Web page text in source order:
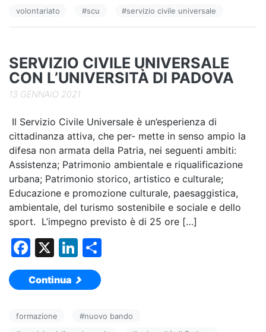
b
o
k
dI
volontariato #scu #servizio civile universale
SERVIZIO CIVILE UNIVERSALE
CON L’UNIVERSITÀ DI PADOVA
13 GENNAIO 2021
Il Servizio Civile Universale è un’esperienza di
cittadinanza attiva, che per- mette in senso ampio la
difesa non armata della Patria, nei seguenti ambiti:
Assistenza; Patrimonio ambientale e riqualificazione
urbana; Patrimonio storico, artistico e culturale;
Educazione e promozione culturale, paesaggistica,
ambientale, del turismo sostenibile e sociale e dello
sport. L’impegno previsto è di 25 ore […]
F
a
c
b
X
Li
n
k
dI vi
Continua
formazione #nuovo bando